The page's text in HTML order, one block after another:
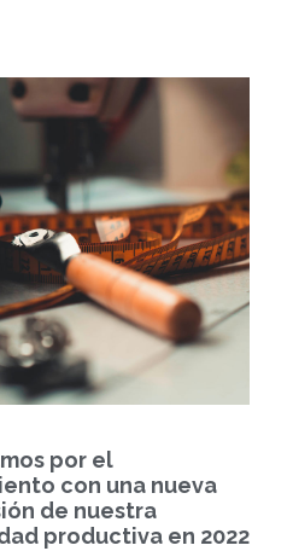
por el
con una nueva
de nuestra
productiva en 2022